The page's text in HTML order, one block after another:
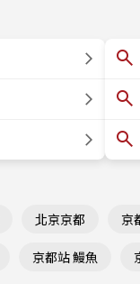
北京京都 京
京都站 鰻魚